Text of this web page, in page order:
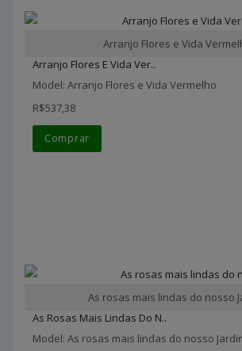
Arranjo Flores e Vida
Arranjo Flores E Vida Ver..
Model: Arranjo Flores e Vida Vermelho
R$537,38
Comprar
As rosas mais lindas do nosso
As Rosas Mais Lindas Do N..
Model: As rosas mais lindas do nosso